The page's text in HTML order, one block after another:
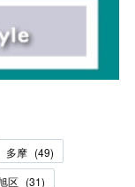
多摩 (49)
区 (31)